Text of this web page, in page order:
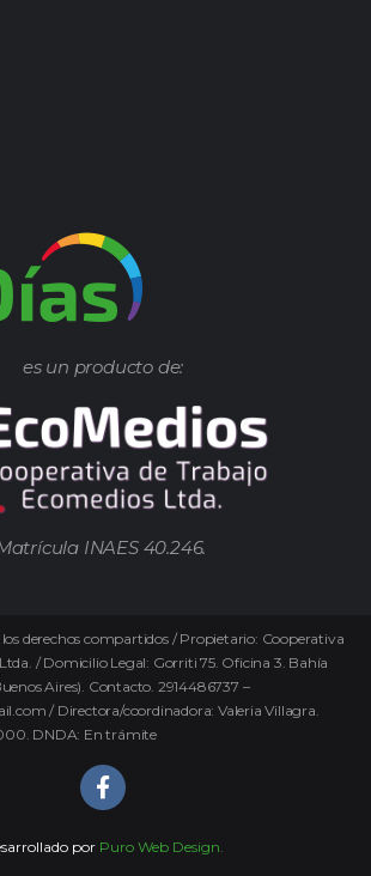
es un producto de:
INAES 40.246.
los derechos compartidos / Propietario: Cooperativa
/ Domicilio Legal: Gorriti 75. Oficina 3. Bahía
Aires). Contacto. 2914486737 –
/ Directora/coordinadora: Valeria Villagra.
DNDA: En trámite
por Puro Web Design.